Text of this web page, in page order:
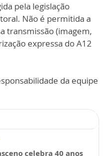
pela legislação
Não é permitida a
transmissão (imagem,
expressa do A12
da equipe
celebra 40 anos